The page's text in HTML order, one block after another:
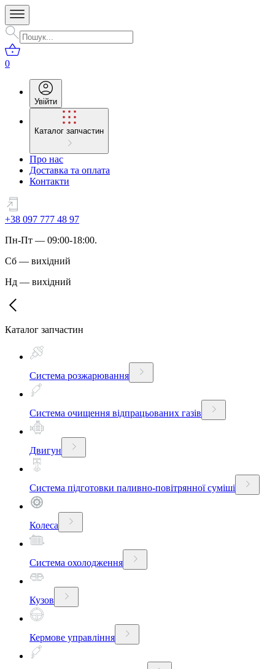
0
Увійти
Каталог запчастин
Про нас
Доставка та оплата
Контакти
+38 097 777 48 97
Пн-Пт — 09:00-18:00.
Сб — вихідний
Нд — вихідний
Каталог запчастин
Система розжарювання
Система очищення відпрацьованих газів
Двигун
Система підготовки паливно-повітрянної суміші
Колеса
Система охолодження
Кузов
Кермове управління